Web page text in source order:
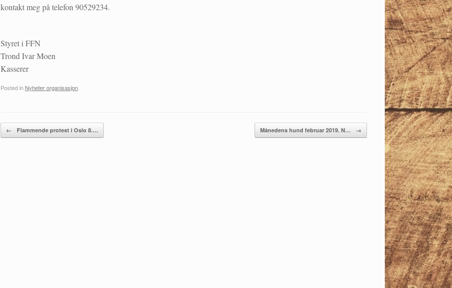
kontakt meg på telefon 90529234.
Styret i FFN
Trond Ivar Moen
Kasserer
Posted in Nyheter organisasjon
Post navigation
← Flammende protest i Oslo 8.… Månedens hund februar 2019. N… →